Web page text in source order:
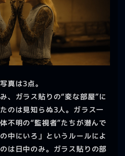
真は3点。
、ガラス貼りの“変な部屋”に
のは見知らぬ3人。ガラス一
不明の“監視者”たちが潜んで
中にいろ」というルールによ
は日中のみ。ガラス貼りの部